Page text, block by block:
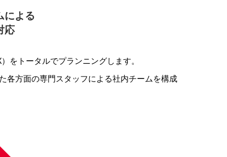
による
応
をトータルでプランニングします。
各方面の専門スタッフによる社内チームを構成